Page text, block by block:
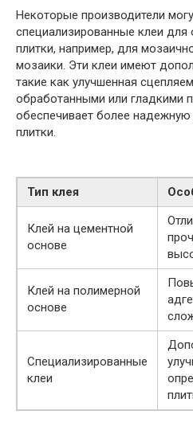
Некоторые производители
специализированные клеи для
плитки, например, для
мозаики. Эти клеи имеют
такие как улучшенная
обработанными или гладкими
обеспечивает более надежную
плитки.
Тип клея
Клей на цементной
основе
Клей на полимерной
основе
Специализированные
клеи